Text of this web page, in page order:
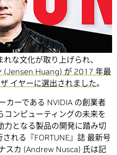
ーチュン)』誌で、NVIDIA の
な文化が取り上げられ、
(Jensen Huang) が 2017 年最
イヤーに選出されました。
カーである NVIDIA の創業者
コンピューティングの未来を
力となる製品の開発に踏み切
れる『FORTUNE』誌 最新号
スカ (Andrew Nusca) 氏は記